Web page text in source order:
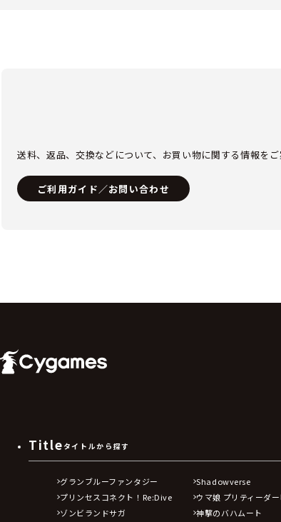
送料、返品、交換などについて、お買い物に関する情報を
ご利用ガイド／お問い合わせ
Title タイトルから探す
グランブルーファンタジー
Shadowverse
プリンセスコネクト！Re:Dive
ウマ娘 プリティーダ
ゾンビランドサガ
神撃のバハムート